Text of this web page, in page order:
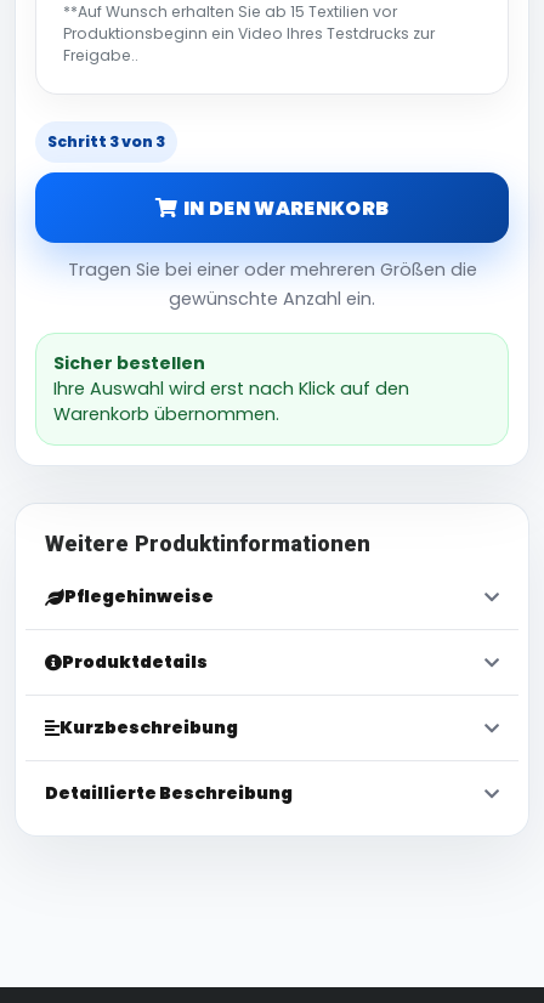
**Auf Wunsch erhalten Sie ab 15 Textilien vor
Produktionsbeginn ein Video Ihres Testdrucks zur
Freigabe..
Schritt 3 von 3
IN DEN WARENKORB
Tragen Sie bei einer oder mehreren Größen die
gewünschte Anzahl ein.
Sicher bestellen
Ihre Auswahl wird erst nach Klick auf den
Warenkorb übernommen.
Weitere Produktinformationen
Pflegehinweise
Produktdetails
Kurzbeschreibung
Detaillierte Beschreibung